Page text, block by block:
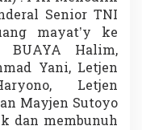
Senior TNI
mayat’y ke
Halim,
Yani, Letjen
Letjen
Mayjen Sutoyo
dan membunuh